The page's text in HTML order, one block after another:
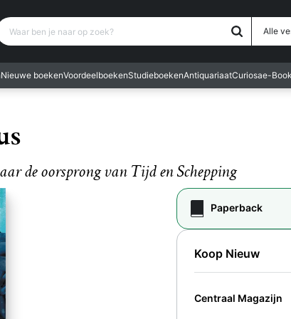
Alle
ben je naar op zoek?
Nieuwe boekenVoordeelboekenStudieboekenAntiquariaatCuriosae-
de oorsprong van Tijd en Schepping
Paperback
Koop Nieuw
Centraal Magazijn